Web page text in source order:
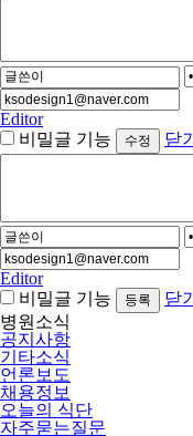
Editor
비밀글 기능
닫기
Editor
비밀글 기능
닫기
병원소식
공지사항
기타소식
언론보도
채용정보
오늘의 식단
자주묻는질문